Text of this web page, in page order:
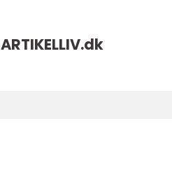
ARTIKELLIV.dk